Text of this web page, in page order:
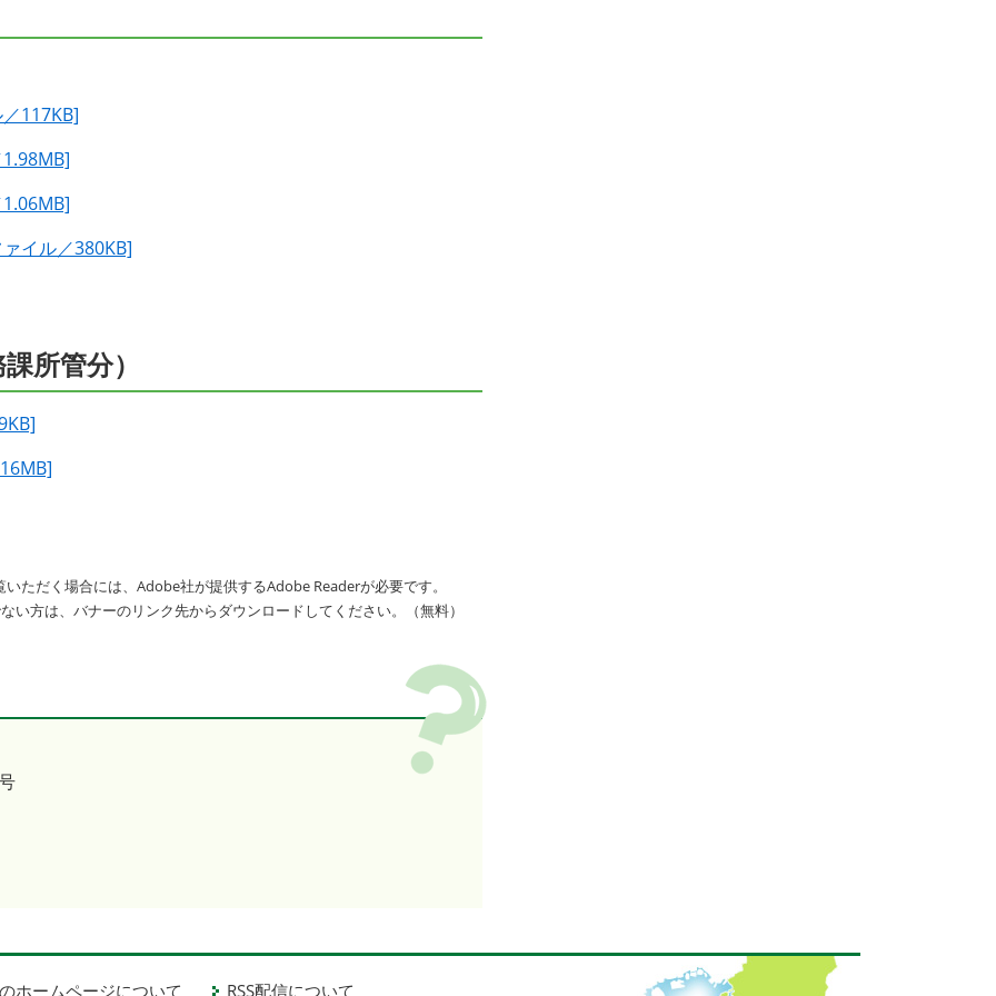
117KB]
イル／380KB]
所管分）
ただく場合には、Adobe社が提供するAdobe Readerが必要です。
い方は、バナーのリンク先からダウンロードしてください。（無料）
ホームページについて RSS配信について